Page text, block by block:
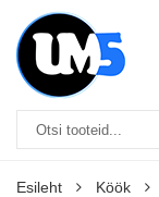
Esileht Köök